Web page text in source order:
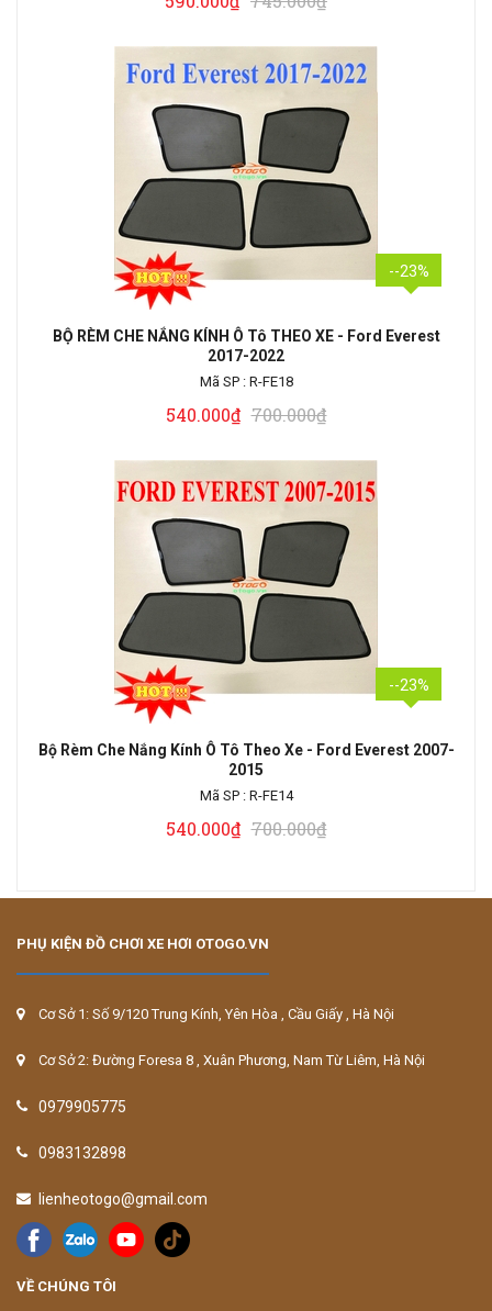
--23%
BỘ RÈM CHE NẮNG KÍNH Ô Tô THEO XE - Ford Everest
2017-2022
Mã SP : R-FE18
540.000₫ 700.000₫
--23%
Bộ Rèm Che Nắng Kính Ô Tô Theo Xe - Ford Everest 2007-
2015
Mã SP : R-FE14
540.000₫ 700.000₫
PHỤ KIỆN ĐỒ CHƠI XE HƠI OTOGO.VN
Cơ Sở 1: Số 9/120 Trung Kính, Yên Hòa , Cầu Giấy , Hà Nội
Cơ Sở 2: Đường Foresa 8 , Xuân Phương, Nam Từ Liêm, Hà Nội
0979905775
0983132898
lienheotogo@gmail.com
VỀ CHÚNG TÔI